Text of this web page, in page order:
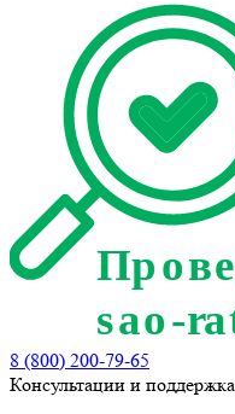
8 (800) 200-79-65
Консультации и поддержка